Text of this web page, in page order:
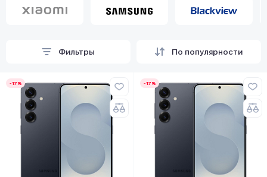
Фильтры По популярности
-17% -17%